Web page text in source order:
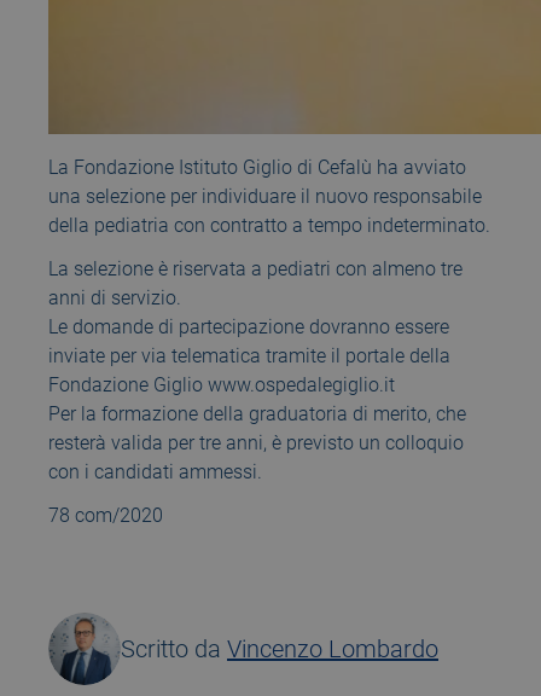
La Fondazione Istituto Giglio di Cefalù ha avviato
una selezione per individuare il nuovo responsabile
della pediatria con contratto a tempo indeterminato.
La selezione è riservata a pediatri con almeno tre
anni di servizio.
Le domande di partecipazione dovranno essere
inviate per via telematica tramite il portale della
Fondazione Giglio www.ospedalegiglio.it
Per la formazione della graduatoria di merito, che
resterà valida per tre anni, è previsto un colloquio
con i candidati ammessi.
78 com/2020
Scritto da Vincenzo Lombardo